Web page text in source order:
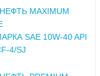
MAXIMUM
SAE 10W-40 API
4/SJ